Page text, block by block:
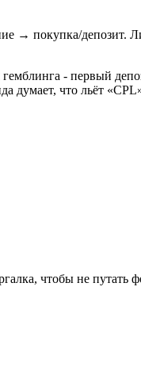
→ покупка/депозит.
- первый
что льёт
чтобы не путать